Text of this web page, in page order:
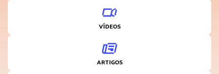
VÍDEOS
ARTIGOS